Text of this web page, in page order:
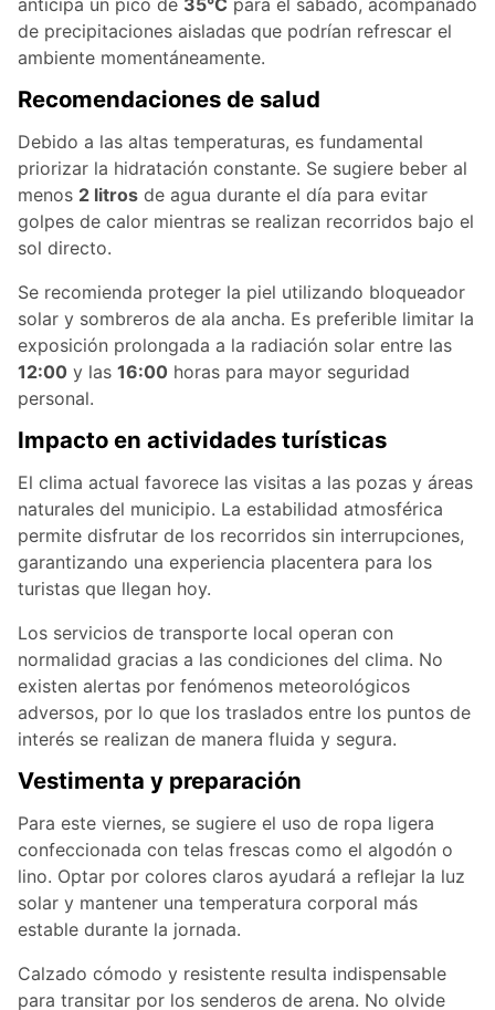
anticipa un pico de 35°C para el sábado, acompañado
de precipitaciones aisladas que podrían refrescar el
ambiente momentáneamente.
Recomendaciones de salud
Debido a las altas temperaturas, es fundamental
priorizar la hidratación constante. Se sugiere beber al
menos 2 litros de agua durante el día para evitar
golpes de calor mientras se realizan recorridos bajo el
sol directo.
Se recomienda proteger la piel utilizando bloqueador
solar y sombreros de ala ancha. Es preferible limitar la
exposición prolongada a la radiación solar entre las
12:00 y las 16:00 horas para mayor seguridad
personal.
Impacto en actividades turísticas
El clima actual favorece las visitas a las pozas y áreas
naturales del municipio. La estabilidad atmosférica
permite disfrutar de los recorridos sin interrupciones,
garantizando una experiencia placentera para los
turistas que llegan hoy.
Los servicios de transporte local operan con
normalidad gracias a las condiciones del clima. No
existen alertas por fenómenos meteorológicos
adversos, por lo que los traslados entre los puntos de
interés se realizan de manera fluida y segura.
Vestimenta y preparación
Para este viernes, se sugiere el uso de ropa ligera
confeccionada con telas frescas como el algodón o
lino. Optar por colores claros ayudará a reflejar la luz
solar y mantener una temperatura corporal más
estable durante la jornada.
Calzado cómodo y resistente resulta indispensable
para transitar por los senderos de arena. No olvide